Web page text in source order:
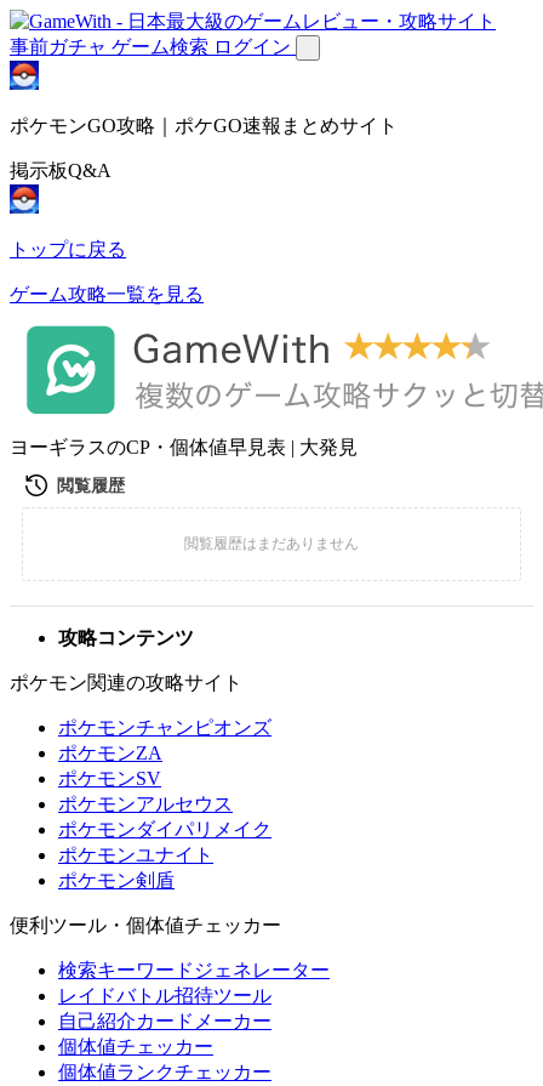
事前ガチャ ゲーム検索 ログイン
ポケモンGO攻略｜ポケGO速報まとめサイト
掲示板Q&A
トップに戻る
ゲーム攻略一覧を見る
ヨーギラスのCP・個体値早見表 | 大発見
攻略コンテンツ
ポケモン関連の攻略サイト
ポケモンチャンピオンズ
ポケモンZA
ポケモンSV
ポケモンアルセウス
ポケモンダイパリメイク
ポケモンユナイト
ポケモン剣盾
便利ツール・個体値チェッカー
検索キーワードジェネレーター
レイドバトル招待ツール
自己紹介カードメーカー
個体値チェッカー
個体値ランクチェッカー